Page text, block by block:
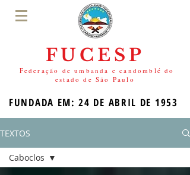
FUCESP
Federação de umbanda e candomblé do
estado de São Paulo
FUNDADA EM: 24 DE ABRIL DE 1953
TEXTOS
Caboclos